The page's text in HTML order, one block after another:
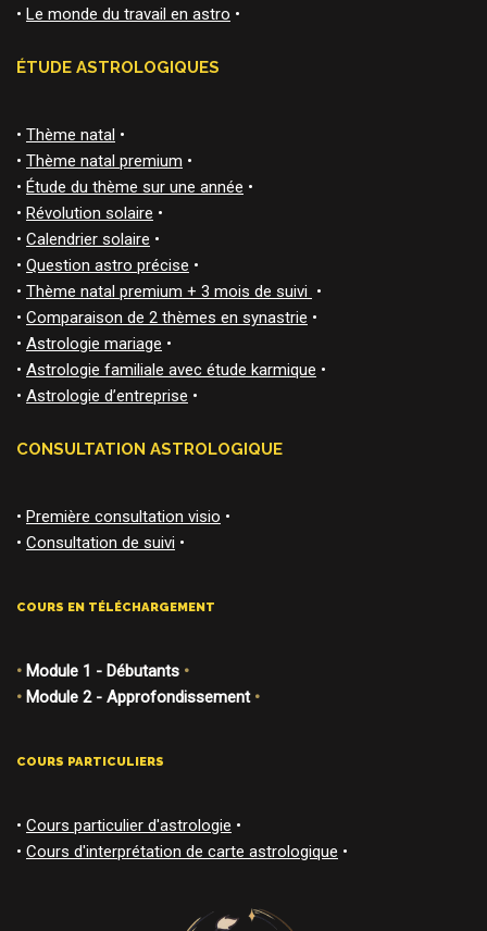
• Le monde du travail en astro •
ÉTUDE ASTROLOGIQUES
• Thème natal •
• Thème natal premium •
• Étude du thème sur une année •
• Révolution solaire •
• Calendrier solaire •
• Question astro précise •
• Thème natal premium + 3 mois de suivi •
• Comparaison de 2 thèmes en synastrie •
• Astrologie mariage •
• Astrologie familiale avec étude karmique •
• Astrologie d’entreprise •
CONSULTATION ASTROLOGIQUE
• Première consultation visio •
• Consultation de suivi •
COURS EN TÉLÉCHARGEMENT
• Module 1 - Débutants •
• Module 2 - Approfondissement•
COURS PARTICULIERS
• Cours particulier d'astrologie •
• Cours d'interprétation de carte astrologique •